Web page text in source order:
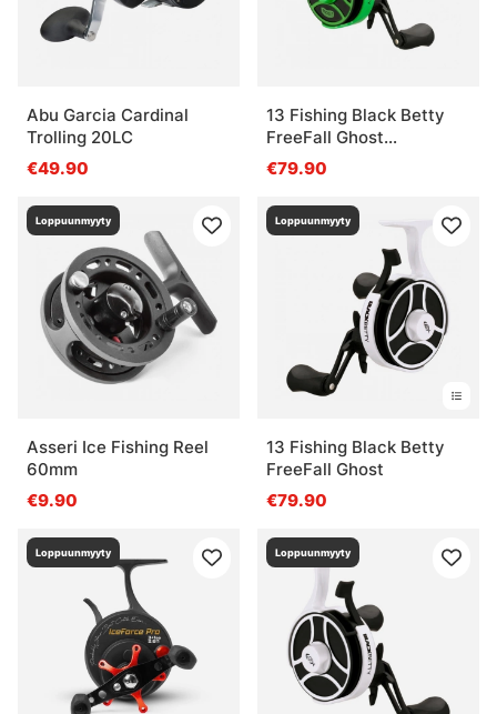
Abu Garcia Cardinal
Trolling 20LC
€49.90
13 Fishing Black Betty
FreeFall Ghost
Radioactive 2.5 LH
€79.90
Loppuunmyyty
Asseri Ice Fishing Reel
60mm
€9.90
Loppuunmyyty
13 Fishing Black Betty
FreeFall Ghost
€79.90
Loppuunmyyty Loppuunmyyty